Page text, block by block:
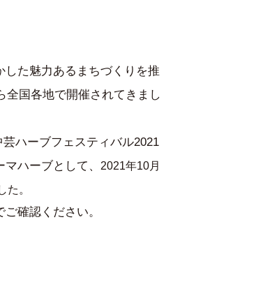
た魅力あるまちづくりを推
全国各地で開催されてきまし
ハーブフェスティバル2021
ハーブとして、
2021年10月
た。
ご確認ください。